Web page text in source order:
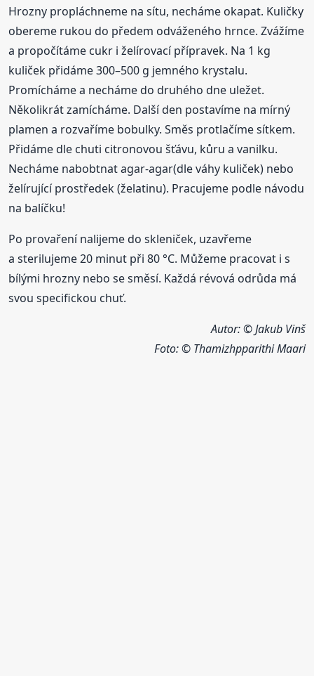
Hrozny propláchneme na sítu, necháme okapat. Kuličky
obereme rukou do předem odváženého hrnce. Zvážíme
a propočítáme cukr i želírovací přípravek. Na 1 kg
kuliček přidáme 300–500 g jemného krystalu.
Promícháme a necháme do druhého dne uležet.
Několikrát zamícháme. Další den postavíme na mírný
plamen a rozvaříme bobulky. Směs protlačíme sítkem.
Přidáme dle chuti citronovou šťávu, kůru a vanilku.
Necháme nabobtnat agar-agar(dle váhy kuliček) nebo
želírující prostředek (želatinu). Pracujeme podle návodu
na balíčku!
Po provaření nalijeme do skleniček, uzavřeme
a sterilujeme 20 minut při 80 °C. Můžeme pracovat i s
bílými hrozny nebo se směsí. Každá révová odrůda má
svou specifickou chuť.
Autor: © Jakub Vinš
Foto:© Thamizhpparithi Maari